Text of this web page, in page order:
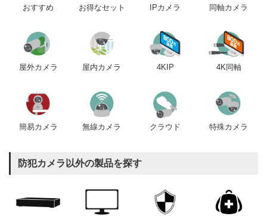
おすすめ お得なセット IPカメラ 同軸カメラ
屋外カメラ 屋内カメラ 4KIP 4K同軸
簡易カメラ 無線カメラ クラウド 特殊カメラ
防犯カメラ以外の製品を探す